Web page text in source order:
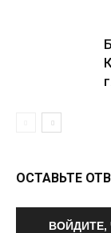
ОСТАВЬТЕ